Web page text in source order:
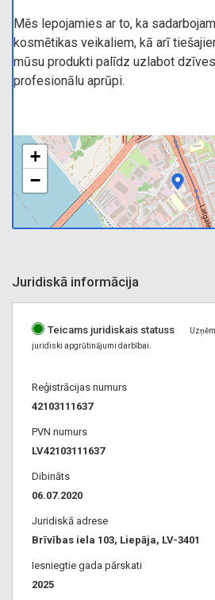
Mēs lepojamies ar to, ka
kosmētikas veikaliem, kā arī
mūsu produkti palīdz uzlabot
profesionālu aprūpi.
+
−
Juridiskā informācija
Teicams juridiskais statuss
juridiski apgrūtinājumi darbībai.
Reģistrācijas numurs
42103111637
PVN numurs
LV42103111637
Dibināts
06.07.2020
Juridiskā adrese
Brīvības iela 103, Liepāja, LV-3401
Iesniegtie gada pārskati
2025